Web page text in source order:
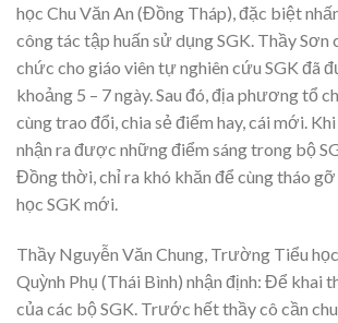
học Chu Văn An (Đồng Tháp), đặc biệt
công tác tập huấn sử dụng SGK. Thầy Sơn
chức cho giáo viên tự nghiên cứu SGK đã
khoảng 5 – 7 ngày. Sau đó, địa phương tổ
cùng trao đổi, chia sẻ điểm hay, cái mới.
nhận ra được những điểm sáng trong bộ
Đồng thời, chỉ ra khó khăn để cùng tháo
học SGK mới.
Thầy Nguyễn Văn Chung, Trường Tiểu
Quỳnh Phụ (Thái Bình) nhận định: Để khai
của các bộ SGK. Trước hết thầy cô cần